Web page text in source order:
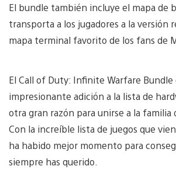
El bundle también incluye el mapa de
transporta a los jugadores a la versión
mapa terminal favorito de los fans de
El Call of Duty: Infinite Warfare Bundle
impresionante adición a la lista de
otra gran razón para unirse a la familia
Con la increíble lista de juegos que
ha habido mejor momento para
siempre has querido.